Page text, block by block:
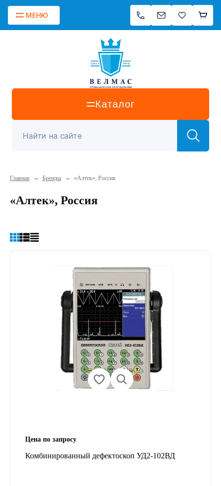
МЕНЮ
Каталог
Главная → Бренды → «Алтек», Россия
«Алтек», Россия
Цена по запросу
Комбинированный дефектоскоп УД2-102ВД